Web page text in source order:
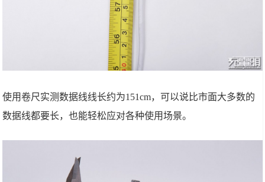
使用卷尺实测数据线线长约为151cm，可以说比市面大多数的
数据线都要长，也能轻松应对各种使用场景。